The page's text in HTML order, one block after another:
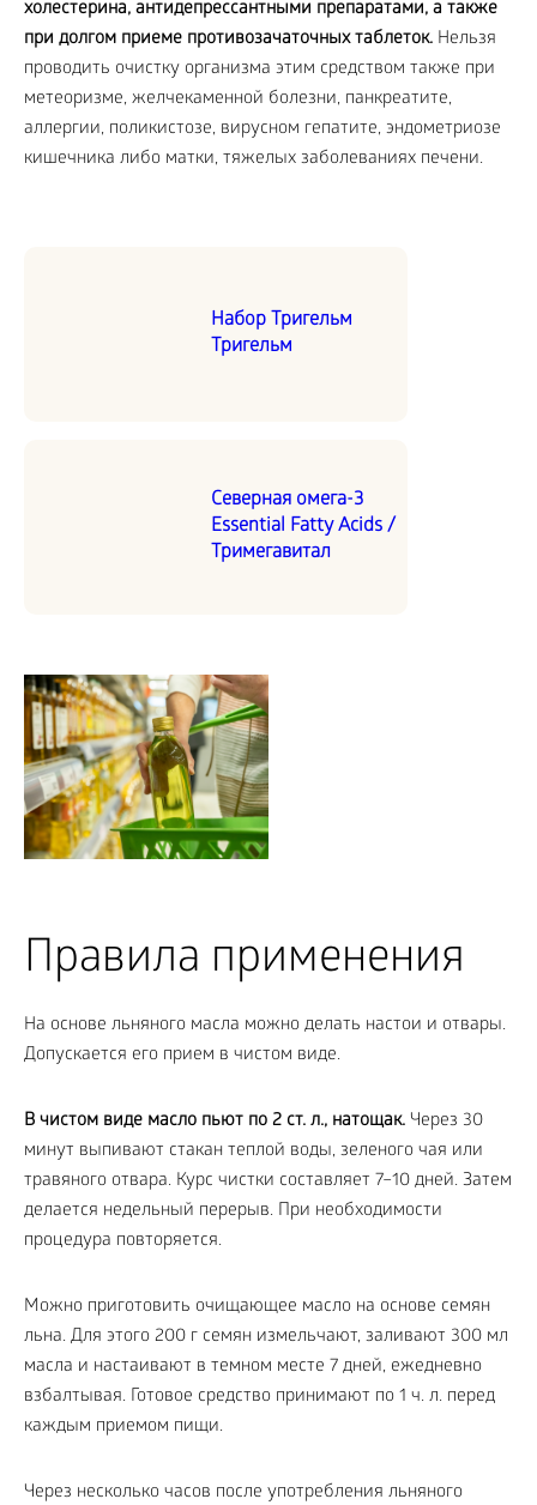
холестерина, антидепрессантными препаратами, а также
при долгом приеме противозачаточных таблеток. Нельзя
проводить очистку организма этим средством также при
метеоризме, желчекаменной болезни, панкреатите,
аллергии, поликистозе, вирусном гепатите, эндометриозе
кишечника либо матки, тяжелых заболеваниях печени.
Набор Тригельм
Тригельм
Северная омега-3
Essential Fatty Acids /
Тримегавитал
Правила применения
На основе льняного масла можно делать настои и отвары.
Допускается его прием в чистом виде.
В чистом виде масло пьют по 2 ст. л., натощак. Через 30
минут выпивают стакан теплой воды, зеленого чая или
травяного отвара. Курс чистки составляет 7–10 дней. Затем
делается недельный перерыв. При необходимости
процедура повторяется.
Можно приготовить очищающее масло на основе семян
льна. Для этого 200 г семян измельчают, заливают 300 мл
масла и настаивают в темном месте 7 дней, ежедневно
взбалтывая. Готовое средство принимают по 1 ч. л. перед
каждым приемом пищи.
Через несколько часов после употребления льняного